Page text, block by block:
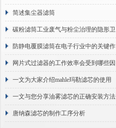
合到整体成型
简述集尘器滤筒
碳粉滤筒工业废气与粉尘治理的隐形卫
士
防静电覆膜滤筒在电子行业中的关键作
用
网片式过滤器的工作效率会受到哪些因
素的影响？
一文为大家介绍mahle玛勒滤芯的使用
原理
一文与您分享油雾滤芯的正确安装方法
唐纳森滤芯的制作工序分析